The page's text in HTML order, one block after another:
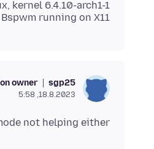
Bspwm running on X11
sgp25
owner
18.8.2023, 5:58
not helping either